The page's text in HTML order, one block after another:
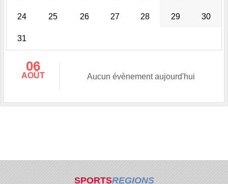
24 25 26 27 28 29 30
31
06
AOÛT Aucun évènement aujourd'hui
SPORTSREGIONS